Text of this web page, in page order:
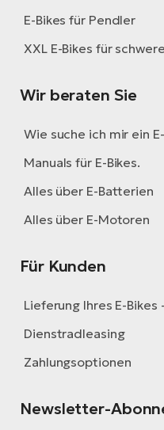
E-Bikes für Pendler
XXL E-Bikes für
Wir beraten Sie
Wie suche ich mir ein
Manuals für E-Bikes.
Alles über E-Batterien
Alles über E-Motoren
Für Kunden
Lieferung Ihres E-
Dienstradleasing
Zahlungsoptionen
Newsletter-